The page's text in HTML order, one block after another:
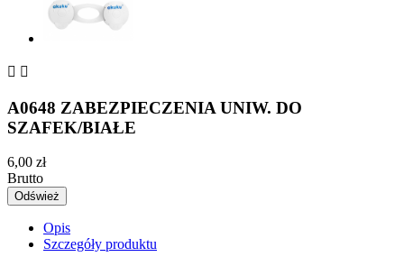
 
A0648 ZABEZPIECZENIA UNIW. DO
SZAFEK/BIAŁE
6,00 zł
Brutto
Opis
Szczegóły produktu